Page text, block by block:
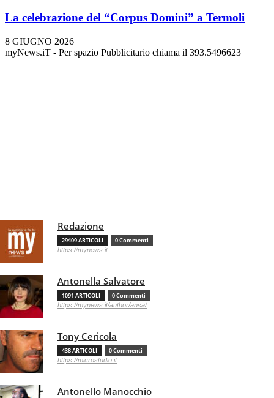
La celebrazione del “Corpus Domini” a Termoli
8 GIUGNO 2026
myNews.iT - Per spazio Pubblicitario chiama il 393.5496623
Redazione
29409 ARTICOLI 0 Commenti
https://mynews.it
Antonella Salvatore
1091 ARTICOLI 0 Commenti
https://mynews.it/author/ansa/
Tony Cericola
438 ARTICOLI 0 Commenti
https://microstudio.it
Antonello Manocchio